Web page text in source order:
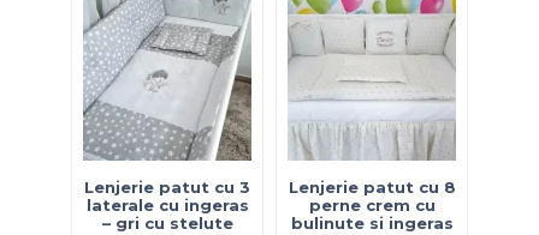
Lenjerie patut cu 3
laterale cu ingeras
– gri cu stelute
Lenjerie patut cu 8
perne crem cu
bulinute si ingeras